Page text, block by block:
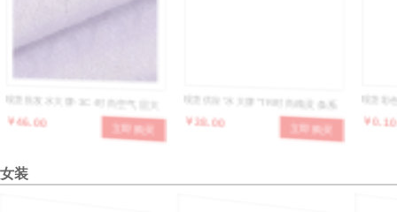
现货批发水大牌-3C-时尚空气层大
辫子提花布，设计时尚，款式多
立即购买
￥46.00
现货供应“水大牌”TR时尚精灵条系
列面料产品，设计新颖，款式多
时新服装
立即购买
￥38.00
现货彩
外套开
￥0.10
女装